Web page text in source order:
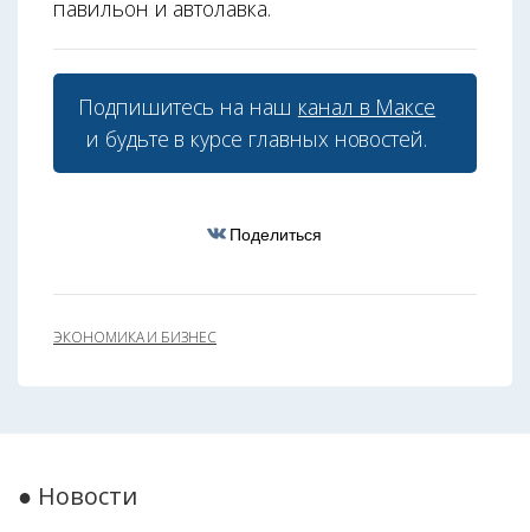
павильон и автолавка.
Подпишитесь на наш канал в Максе
и будьте в курсе главных новостей.
Поделиться
ЭКОНОМИКА И БИЗНЕС
● Новости